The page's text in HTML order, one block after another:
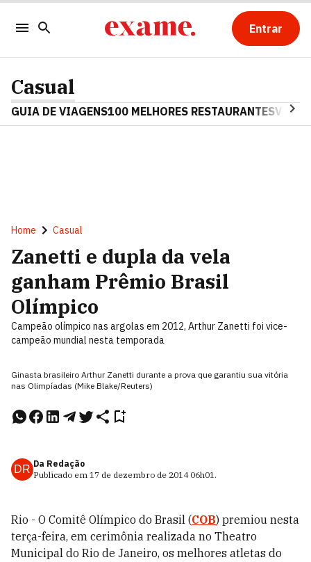
Entrar
Casual
GUIA DE VIAGENS100 MELHORES RESTAURANTES
Home Casual
Zanetti e dupla da vela
ganham Prêmio Brasil
Olímpico
Campeão olímpico nas argolas em 2012, Arthur Zanetti foi vice-
campeão mundial nesta temporada
Ginasta brasileiro Arthur Zanetti durante a prova que garantiu sua vitória
nas Olimpíadas (Mike Blake/Reuters)
DR Da Redação
Publicado em 17 de dezembro de 2014 06h01.
Rio - O Comitê Olímpico do Brasil (COB) premiou nesta
terça-feira, em cerimônia realizada no Theatro
Municipal do Rio de Janeiro, os melhores atletas do